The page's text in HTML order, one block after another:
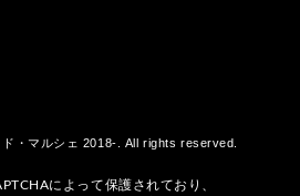
・マルシェ 2018-. All rights reserved.
によって保護されており、